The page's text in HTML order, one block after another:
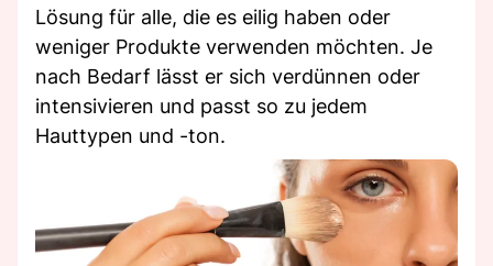
Lösung für alle, die es eilig haben oder
weniger Produkte verwenden möchten. Je
nach Bedarf lässt er sich verdünnen oder
intensivieren und passt so zu jedem
Hauttypen und -ton.